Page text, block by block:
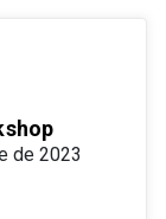
de 2023